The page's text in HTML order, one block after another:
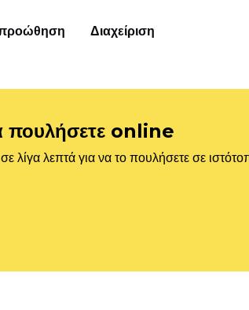
Διαχείριση
πουλήσετε online
λίγα λεπτά για να το πουλήσετε σε